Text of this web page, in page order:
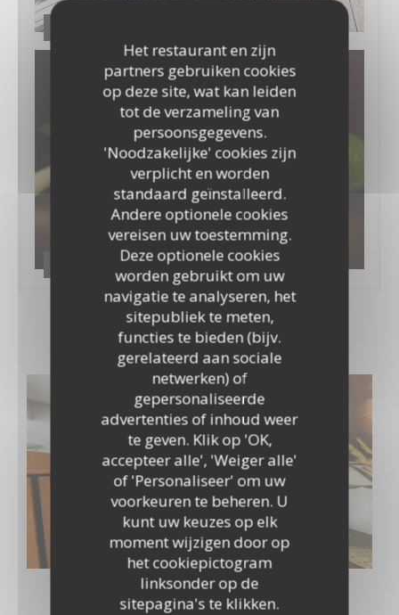
Het restaurant en zijn
partners gebruiken cookies
op deze site, wat kan leiden
tot de verzameling van
persoonsgegevens.
'Noodzakelijke' cookies zijn
verplicht en worden
standaard geïnstalleerd.
Andere optionele cookies
vereisen uw toestemming.
Deze optionele cookies
worden gebruikt om uw
navigatie te analyseren, het
sitepubliek te meten,
functies te bieden (bijv.
gerelateerd aan sociale
netwerken) of
gepersonaliseerde
advertenties of inhoud weer
te geven. Klik op 'OK,
accepteer alle', 'Weiger alle'
of 'Personaliseer' om uw
voorkeuren te beheren. U
kunt uw keuzes op elk
moment wijzigen door op
het cookiepictogram
linksonder op de
sitepagina's te klikken.
Nos assiettes
Virtuele tour